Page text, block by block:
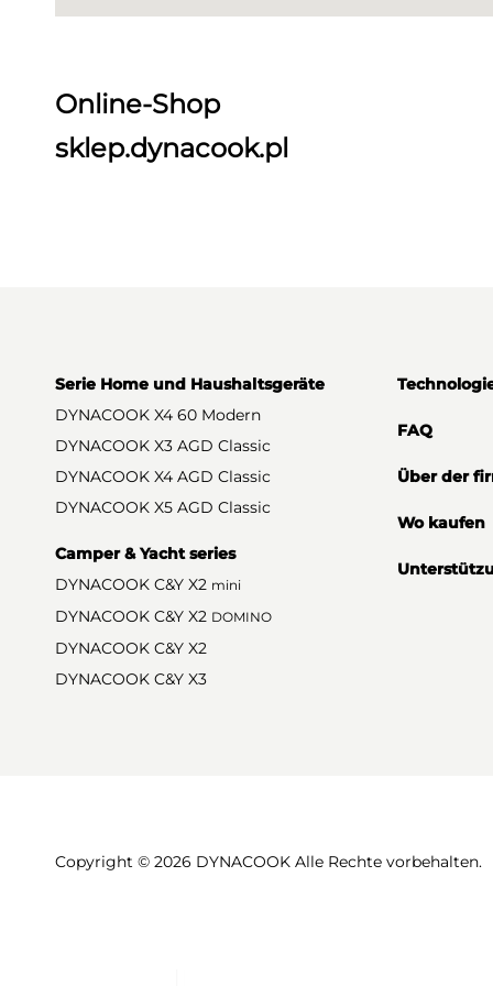
Online-Shop
sklep.dynacook.pl
Serie Home und Haushaltsgeräte
DYNACOOK X4 60 Modern
DYNACOOK X3 AGD Classic
DYNACOOK X4 AGD Classic
DYNACOOK X5 AGD Classic
Camper & Yacht series
DYNACOOK C&Y X2 mini
DYNACOOK C&Y X2 DOMINO
DYNACOOK C&Y X2
DYNACOOK C&Y X3
FAQ
Über der
Wo kaufen
Copyright © 2026 DYNACOOK Alle Rechte vorbehalten.